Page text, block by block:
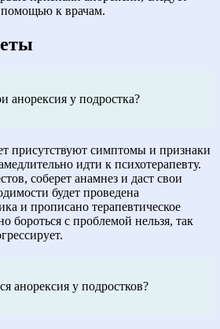
помощью к врачам.
анорексия у подростка?
присутствуют симптомы и признаки
идти к психотерапевту.
соберет анамнез и даст свои
будет проведена
и прописано терапевтическое
бороться с проблемой нельзя, так
анорексия у подростков?